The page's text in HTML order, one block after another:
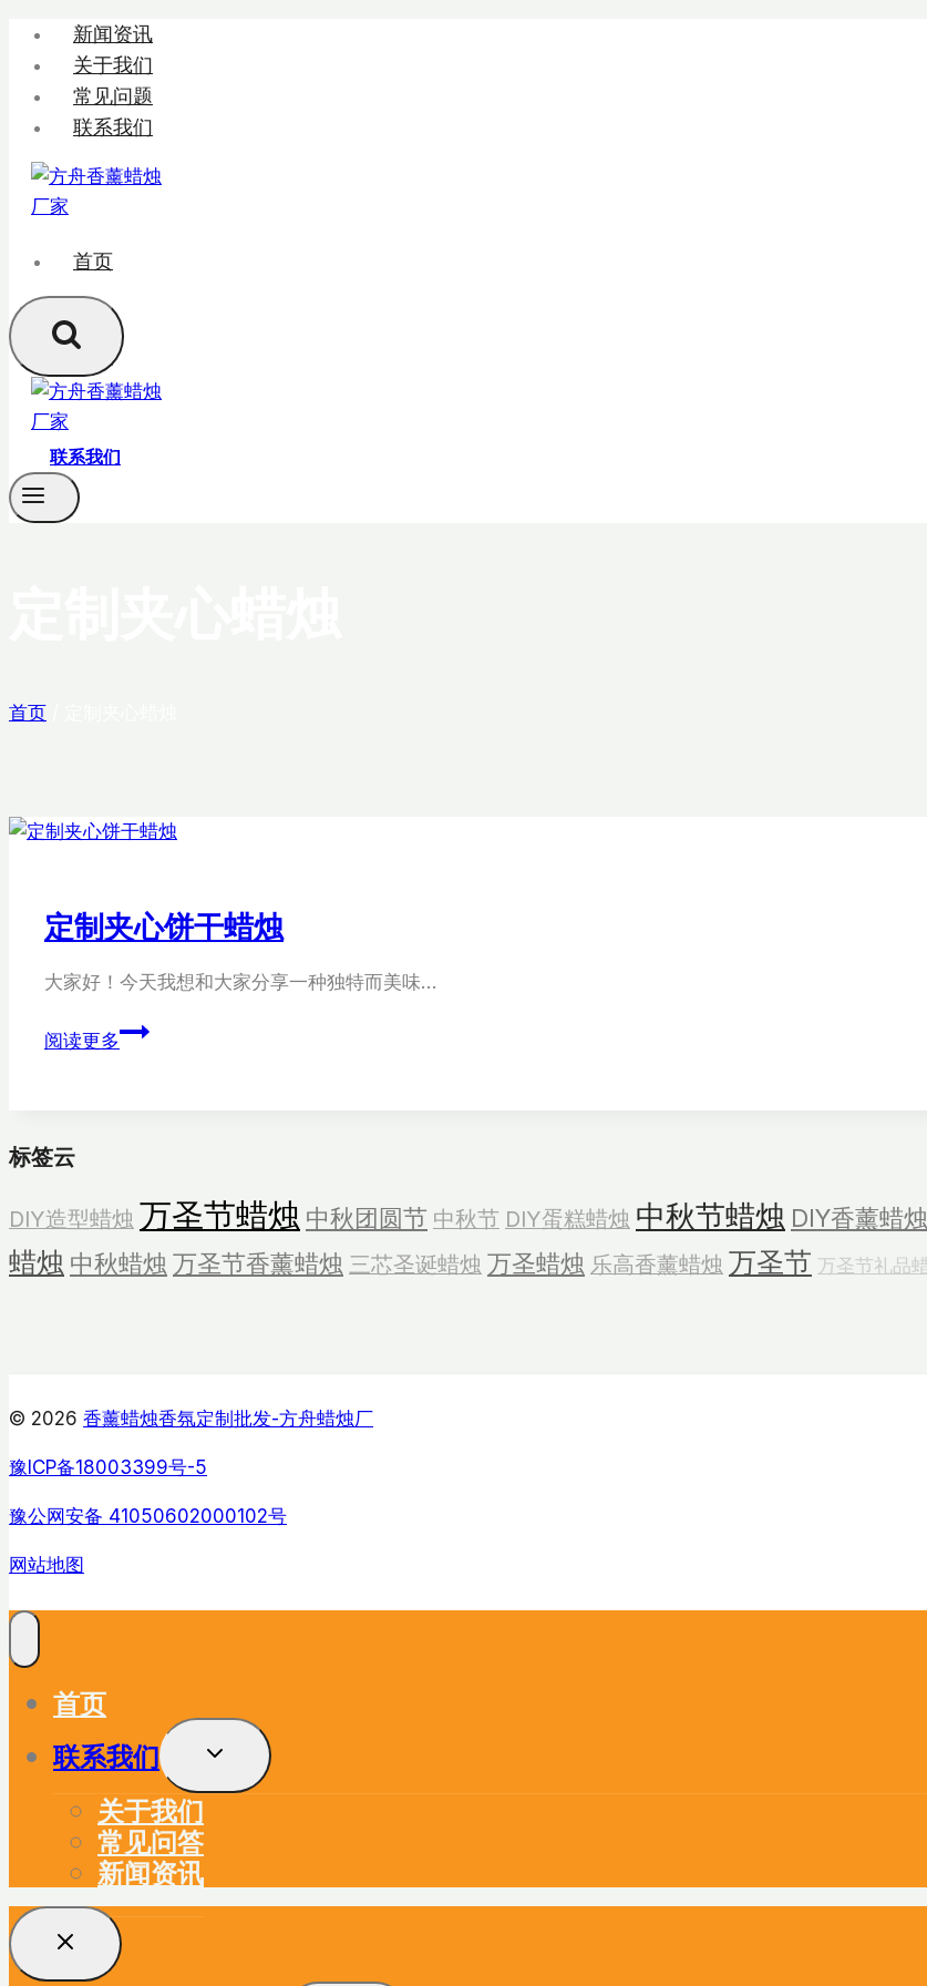
新闻资讯
关于我们
常见问题
联系我们
首页
联系我们
首页
定制夹心饼干蜡烛
大家好！今天我想和大家分享一种独特而美味…
阅读更多定
蜡
标签云
DIY造型蜡烛 万圣节蜡烛 中秋团圆节 中秋节 DIY蛋糕蜡烛 中秋节蜡烛 DIY香薰蜡烛
蜡烛 中秋蜡烛 万圣节香薰蜡烛 三芯圣诞蜡烛 万圣蜡烛 乐高香薰蜡烛 万圣节 万圣节礼品
© 2026 香薰蜡烛香氛定制批发-方舟蜡烛厂
豫ICP备18003399号-5
豫公网安备 41050602000102号
网站地图
首页
联系我们
展
子
单
关于我们
常见问答
新闻资讯